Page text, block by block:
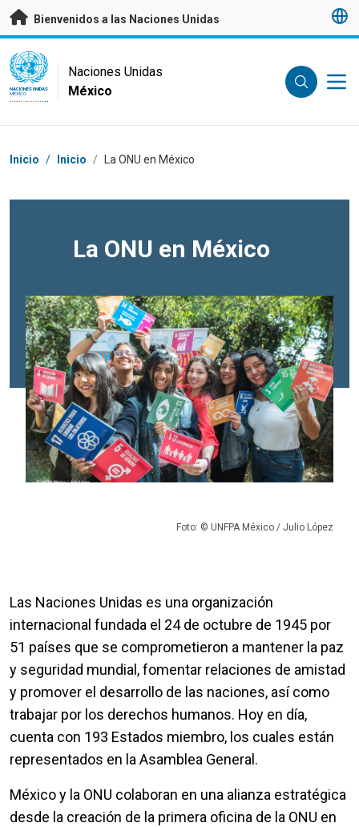
Saltar a contenido principal
Bienvenidos a las Naciones Unidas
UN Logo
NACIONES UNIDAS
MÉXICO
Naciones Unidas
México
Coordenadas dentro de la ruta de navegación
Inicio / Inicio / La ONU en México
La ONU en México
Foto: © UNFPA México / Julio López
Las Naciones Unidas es una organización
internacional fundada el 24 de octubre de 1945 por
51 países que se comprometieron a mantener la paz
y seguridad mundial, fomentar relaciones de amistad
y promover el desarrollo de las naciones, así como
trabajar por los derechos humanos. Hoy en día,
cuenta con 193 Estados miembro, los cuales están
representados en la Asamblea General.
México y la ONU colaboran en una alianza estratégica
desde la creación de la primera oficina de la ONU en